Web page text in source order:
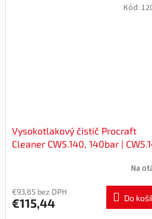
Vysokotlakový čistič Procraft
Cleaner CW5.140, 140bar |
Na
€93,85 bez DPH
€115,44 Do
Kód: